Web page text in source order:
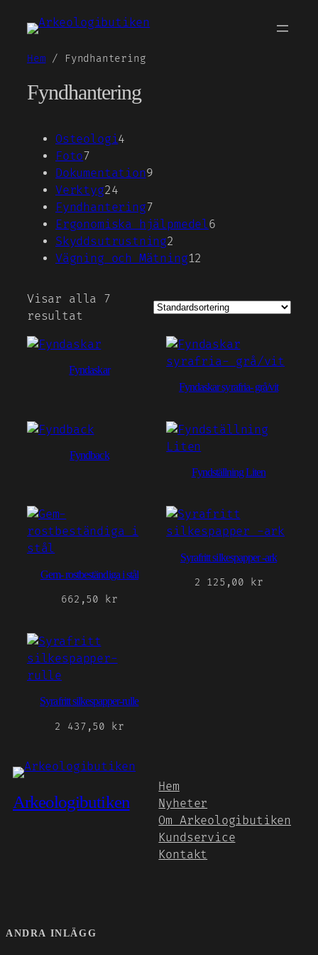
till
Hem / Fyndhantering
Fyndhantering
Osteologi4
Foto7
produkter
Dokumentation99
Verktyg2424
produkter
Fyndhantering77
produkter
Ergonomiska hjälpmedel66
Skyddsutrustning2
produkter
Vägning och Mätning12
Visar alla 7
resultat
Fyndaskar
Fyndaskar syrafria- grå/vit
Fyndback
Fyndställning Liten
Gem- rostbeständiga i stål
662,50 kr
Syrafritt silkespapper -ark
2 125,00 kr
Syrafritt silkespapper-rulle
2 437,50 kr
Arkeologibutiken
Hem
Nyheter
Om Arkeologibutiken
Kundservice
Kontakt
ANDRA INLÄGG